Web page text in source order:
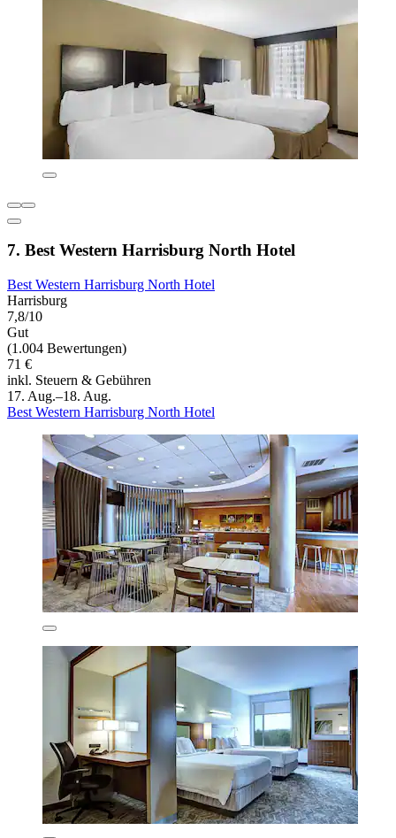
7. Best Western Harrisburg North Hotel
Best Western Harrisburg North Hotel
Harrisburg
7,8/10
Gut
(1.004 Bewertungen)
71 €
inkl. Steuern & Gebühren
17. Aug.–18. Aug.
Best Western Harrisburg North Hotel